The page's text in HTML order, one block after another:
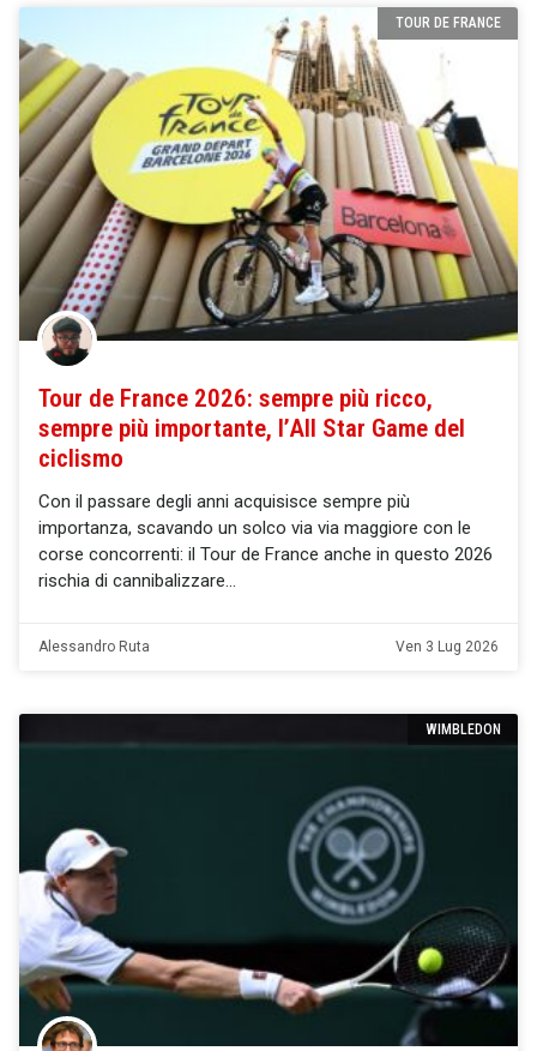
TOUR DE FRANCE
Tour de France 2026: sempre più ricco,
sempre più importante, l’All Star Game del
ciclismo
Con il passare degli anni acquisisce sempre più
importanza, scavando un solco via via maggiore con le
corse concorrenti: il Tour de France anche in questo 2026
rischia di cannibalizzare
Alessandro Ruta Ven 3 Lug 2026
WIMBLEDON